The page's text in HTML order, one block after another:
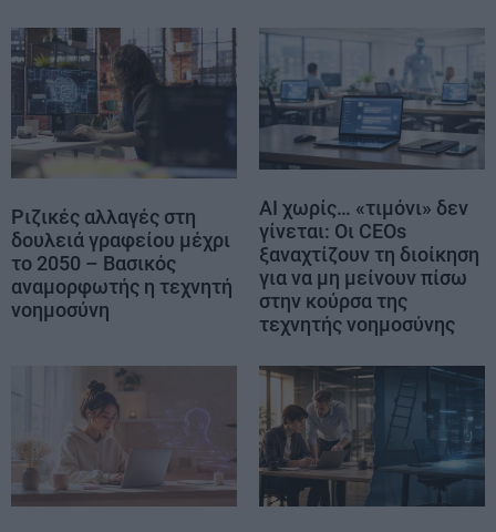
Ριζικές αλλαγές στη
δουλειά γραφείου μέχρι
το 2050 – Βασικός
αναμορφωτής η τεχνητή
νοημοσύνη
AI χωρίς… «τιμόνι» δεν
γίνεται: Οι CEOs
ξαναχτίζουν τη διοίκηση
για να μη μείνουν πίσω
στην κούρσα της
τεχνητής νοημοσύνης